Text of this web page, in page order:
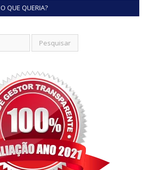
QUE QUERIA?